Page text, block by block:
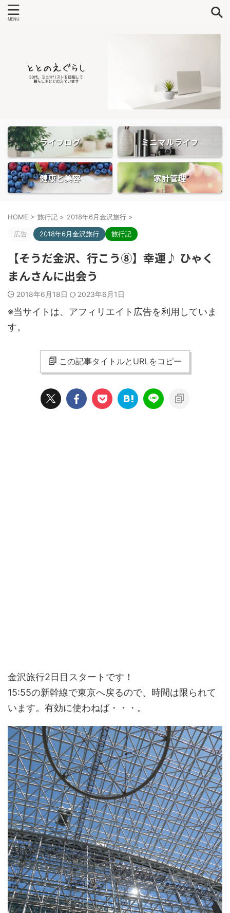
ライフログ ミニマルライフ
健康と美容 家計管理
HOME > 旅行記 > 2018年6月金沢旅行 >
広告 2018年6月金沢旅行 旅行記
【そうだ金沢、行こう⑧】幸運♪ ひゃく
まんさんに出会う
2018年6月18日 2023年6月1日
※当サイトは、アフィリエイト広告を利用していま
す。
この記事タイトルとURLをコピー
金沢旅行2日目スタートです！
15:55の新幹線で東京へ戻るので、時間は限られて
います。有効に使わねば・・・。